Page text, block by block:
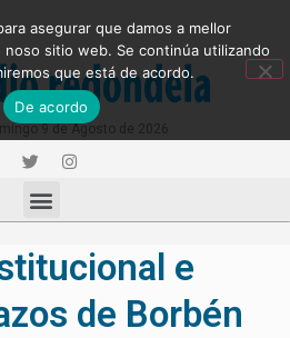
e
de Borbén
asegurar que damos a mellor
sitio web. Se continúa utilizando
que está de acordo.
De acordo